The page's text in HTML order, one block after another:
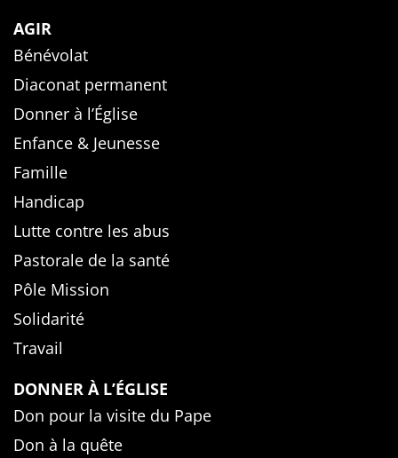
AGIR
Bénévolat
Diaconat permanent
Donner à l’Église
Enfance & Jeunesse
Famille
Handicap
Lutte contre les abus
Pastorale de la santé
Pôle Mission
Solidarité
Travail
DONNER À L’ÉGLISE
Don pour la visite du Pape
Don à la quête